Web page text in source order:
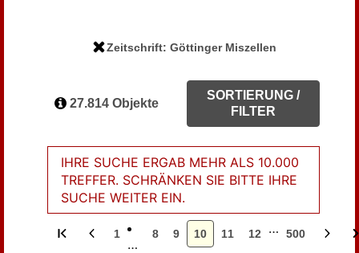
Zeitschrift: Göttinger Miszellen
27.814 Objekte
SORTIERUNG /
FILTER
IHRE SUCHE ERGAB MEHR ALS 10.000
TREFFER. SCHRÄNKEN SIE BITTE IHRE
SUCHE WEITER EIN.
1
…
8 9 10 11 12 … 500